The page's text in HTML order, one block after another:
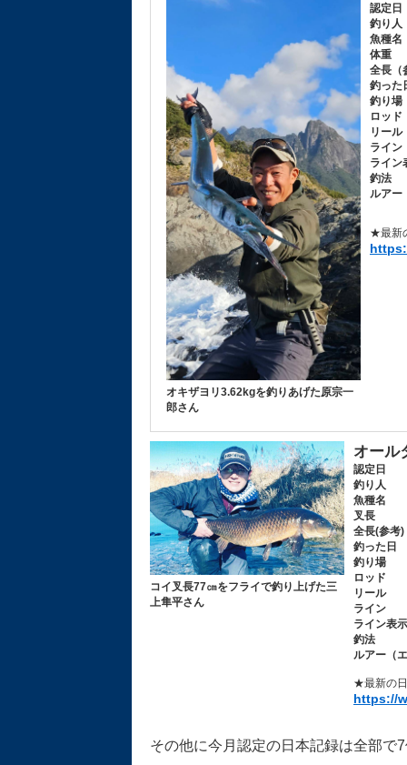
オキザヨリ3.62kgを釣りあげた原宗一
郎さん
認定日
釣り人
魚種名
体重
全長（
釣った
釣り場
ロッド
リール
ライン
ライン
釣法
ルアー
★最新
コイ叉長77㎝をフライで釣り上げた三
上隼平さん
オール
認定日
釣り人
魚種名
叉長
全長(参考)
釣った日
釣り場
ロッド
リール
ライン
ライン表
釣法
ルアー（
★最新の
https://
その他に今月認定の日本記録は全部で